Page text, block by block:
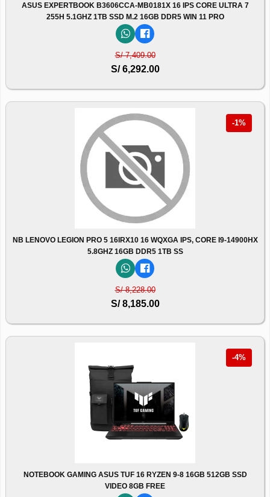
ASUS EXPERTBOOK B3606CCA-MB0181X 16 IPS CORE ULTRA 7
255H 5.1GHZ 1TB SSD M.2 16GB DDR5 WIN 11 PRO
S/ 7,409.00
S/ 6,292.00
-1%
NB LENOVO LEGION PRO 5 16IRX10 16 WQXGA IPS, CORE I9-14900HX
5.8GHZ 16GB DDR5 1TB SS
S/ 8,228.00
S/ 8,185.00
-4%
NOTEBOOK GAMING ASUS TUF 16 RYZEN 9-8 16GB 512GB SSD
VIDEO 8GB FREE